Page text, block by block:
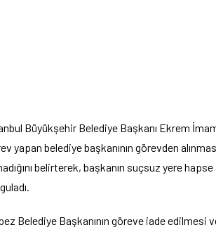
Büyükşehir Belediye Başkanı Ekrem
yapan belediye başkanının görevden
belirterek, başkanın suçsuz yere
Belediye Başkanının göreve iade edilmesi